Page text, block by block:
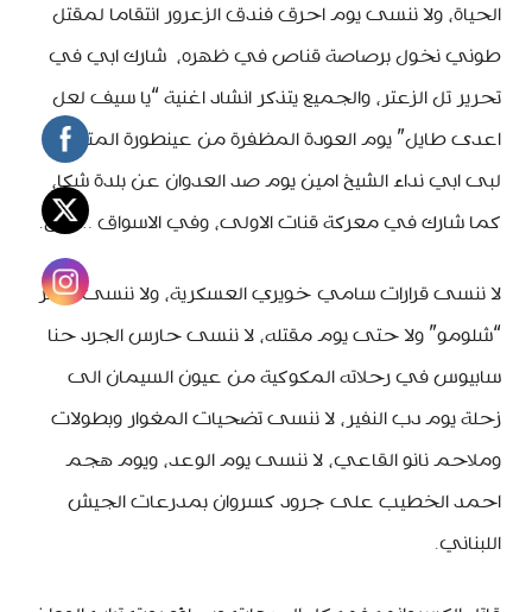
الحياة، ولا ننسى يوم احرق فندق الزعرور انتقاما لمقتل
طوني نخول برصاصة قناص في ظهره، شارك ابي في
تحرير تل الزعتر، والجميع يتذكر انشاد اغنية “يا سيف لعل
اعدى طايل” يوم العودة المظفرة من عينطورة المتن،
لبى ابي نداء الشيخ امين يوم صد العدوان عن بلدة شكا،
كما شارك في معركة قنات الاولى، وفي الاسواق …. الخ.
لا ننسى قرارات سامي خويري العسكرية، ولا ننسى اوامر
“شلومو” ولا حتى يوم مقتله، لا ننسى حارس الجرد حنا
سابيوس في رحلاته المكوكية من عيون السيمان الى
زحلة يوم دب النفير، لا ننسى تضحيات المغوار وبطولات
وملاحم نانو القاعي، لا ننسى يوم الوعد، ويوم هجم
احمد الخطيب على جرود كسروان بمدرعات الجيش
اللبناني.